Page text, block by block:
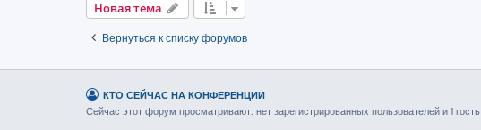
Новая тема
Вернуться к списку форумов
КТО СЕЙЧАС НА КОНФЕРЕНЦИИ
Сейчас этот форум просматривают: нет зарегистрированных пользователей и 1 гость